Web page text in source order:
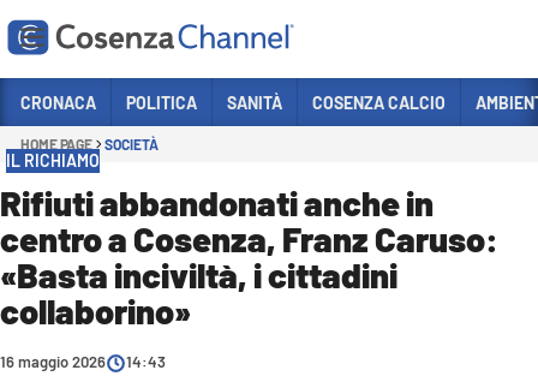
Sezioni
CRONACA
POLITICA
COSENZA CALCIO
ECONOMIA E LAVORO
ITALIA MONDO
CRONACA POLITICA SANITÀ COSENZA CALCIO
HOME PAGE SOCIETÀ
IL RICHIAMO
Rifiuti abbandonati anche in
centro a Cosenza, Franz Caruso:
«Basta inciviltà, i cittadini
collaborino»
16 maggio 2026 14:43